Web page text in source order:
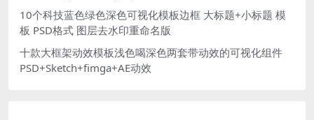
10个科技蓝色绿色深色可视化模板边框 大标题+小标题 模
板 PSD格式 图层去水印重命名版
十款大框架动效模板浅色喝深色两套带动效的可视化组件
PSD+Sketch+fimga+AE动效